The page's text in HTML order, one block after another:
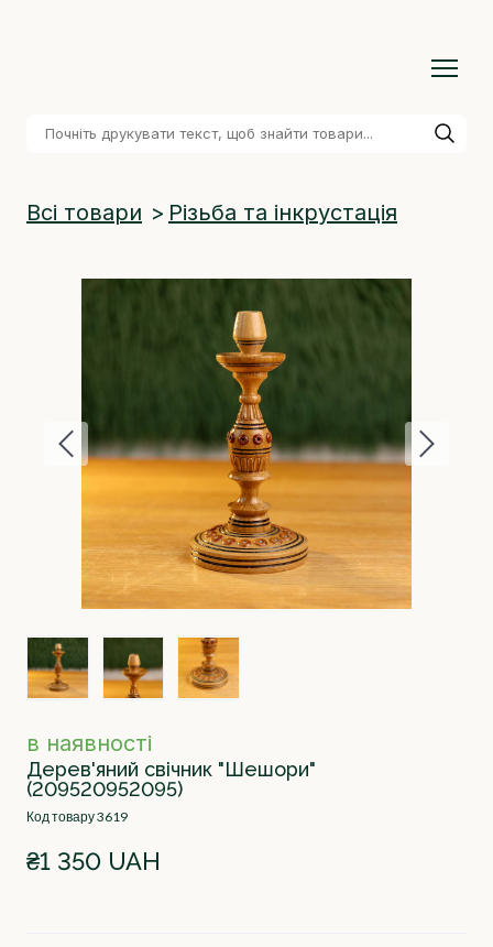
Всі товари Різьба та інкрустація
в наявності
Дерев'яний свічник "Шешори"
(209520952095)
Код товару 3619
₴1 350 UAH